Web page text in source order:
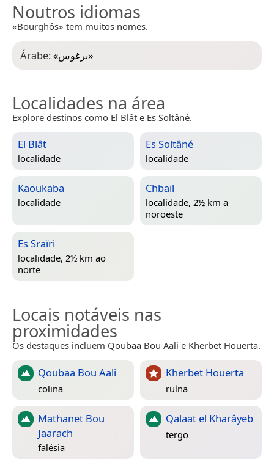
Noutros idiomas
«Bourghôs» tem muitos nomes.
Árabe:«برغوس»
Localidades na área
Explore destinos como El Blât e Es Soltâné.
El Blât
localidade
Es Soltâné
localidade
Kaoukaba
localidade
Chbaïl
localidade, 2½ km a
noroeste
Es Sraïri
localidade, 2½ km ao
norte
Locais notáveis nas
proximidades
Os destaques incluem Qoubaa Bou Aali e Kherbet Houerta.
Qoubaa Bou Aali
colina
Kherbet Houerta
ruína
Mathanet Bou
Jaarach
falésia
Qalaat el Kharâyeb
tergo